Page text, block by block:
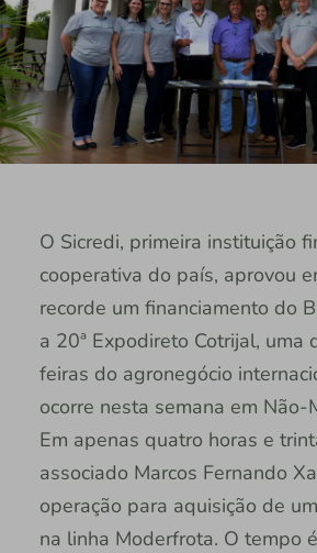
O Sicredi, primeira instituição
cooperativa do país, aprovou
recorde um financiamento do
a 20ª Expodireto Cotrijal, uma
feiras do agronegócio
ocorre nesta semana em Não-
Em apenas quatro horas e
associado Marcos Fernando
operação para aquisição de
na linha Moderfrota. O tempo